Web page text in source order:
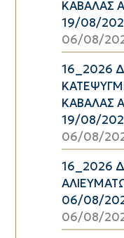
ΚΑΒΑΛΑΣ
19/08/
06/08/
16_2026
ΚΑΒΑΛΑΣ
19/08/
06/08/
16_2026
06/08/
06/08/